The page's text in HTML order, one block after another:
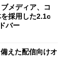
メディア、コ
採用した2.1c
バー
えた配信向けオ